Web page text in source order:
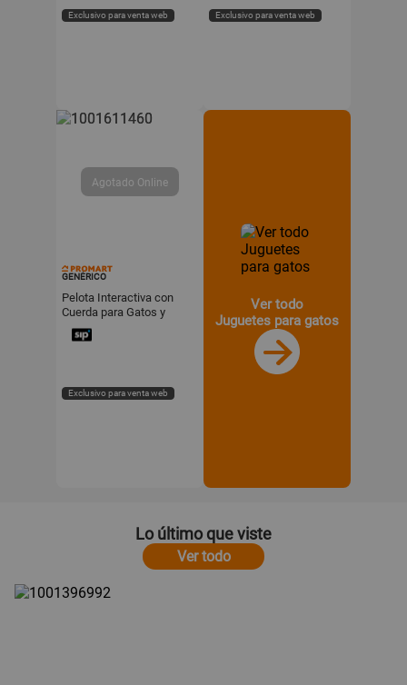
Exclusivo para venta web Exclusivo para venta web
GENÉRICO
Pelota Interactiva con
Cuerda para Gatos y
Perros Rosa
Exclusivo para venta web
Ver todo
Juguetes para gatos
Lo último que viste
Ver todo